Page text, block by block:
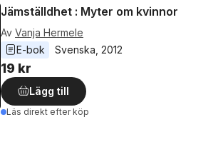
Jämställdhet : Myter om kvinnor
Av Vanja Hermele
E-bok
Svenska 2012
19 kr
Lägg till
Läs direkt efter köp